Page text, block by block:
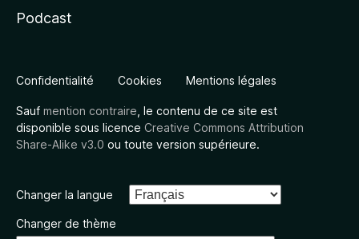
Podcast
Confidentialité Cookies Mentions légales
Sauf mention contraire , le contenu de ce site est
disponible sous licence Creative Commons Attribution
Share-Alike v3.0 ou toute version supérieure.
Changer la langue
Changer de thème